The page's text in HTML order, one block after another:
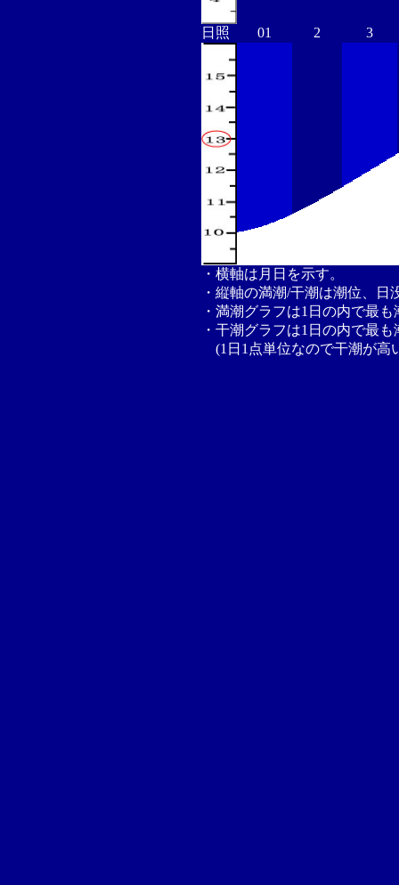
日照 01 2 3
・横軸は月日を示す。
・縦軸の満潮/干潮は潮位、
・満潮グラフは1日の内で最
・干潮グラフは1日の内で最
(1日1点単位なので干潮が高